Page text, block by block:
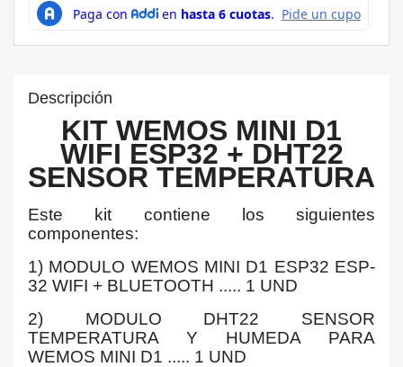
Descripción
KIT WEMOS MINI D1
WIFI ESP32 + DHT22
SENSOR TEMPERATURA
Este kit contiene los siguientes
componentes:
1) MODULO WEMOS MINI D1 ESP32 ESP-
32 WIFI + BLUETOOTH ..... 1 UND
2) MODULO DHT22 SENSOR
TEMPERATURA Y HUMEDA PARA
WEMOS MINI D1 ..... 1 UND